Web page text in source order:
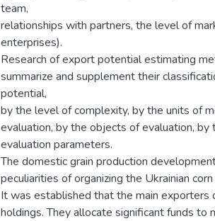
team,
relationships with partners, the level of
enterprises).
Research of export potential estimating
summarize and supplement their
potential,
by the level of complexity, by the units of
evaluation, by the objects of evaluation,
evaluation parameters.
The domestic grain production
peculiarities of organizing the Ukrainian
It was established that the main exporters
holdings. They allocate significant funds